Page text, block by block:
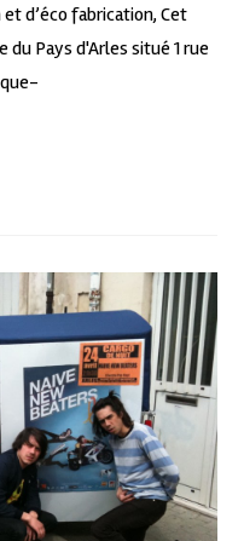
d’éco fabrication, Cet
Pays d'Arles situé 1 rue